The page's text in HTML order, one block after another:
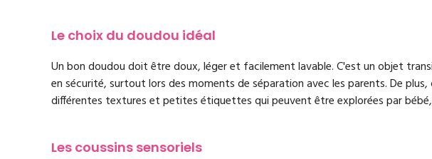
Le choix du doudou idéal
Un bon doudou doit être doux, léger et facilement lavable. C'est un objet
en sécurité, surtout lors des moments de séparation avec les parents. De
différentes textures et petites étiquettes qui peuvent être explorées par
Les coussins sensoriels